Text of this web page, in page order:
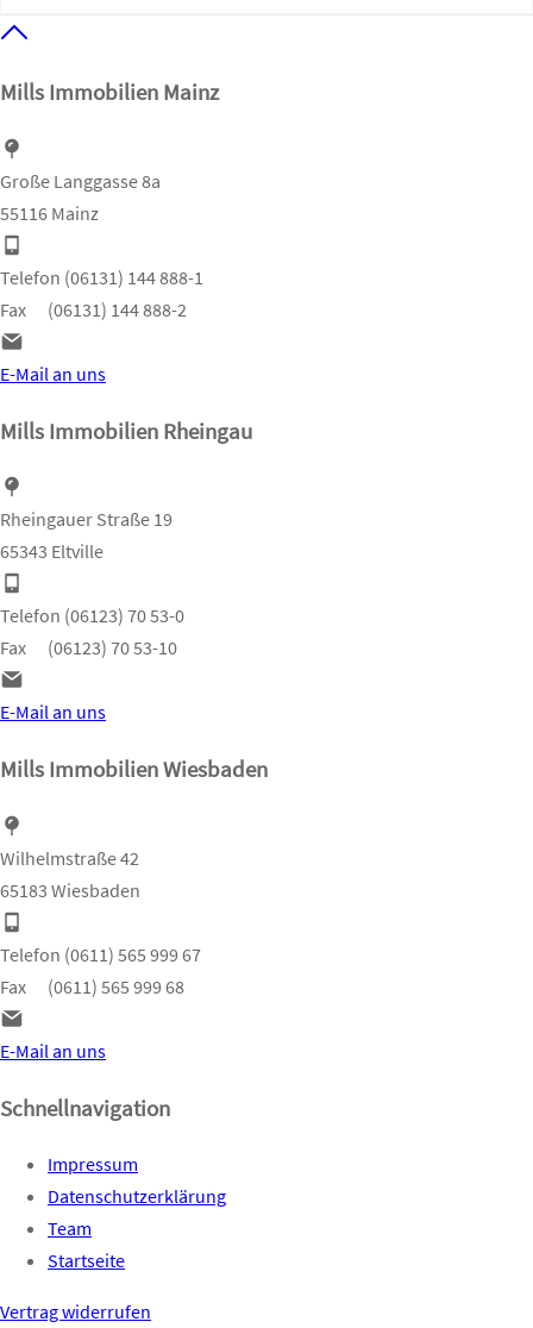
Mills Immobilien Mainz
Große Langgasse 8a
55116 Mainz
Telefon (06131) 144 888-1
Fax (06131) 144 888-2
E-Mail an uns
Mills Immobilien Rheingau
Rheingauer Straße 19
65343 Eltville
Telefon (06123) 70 53-0
Fax (06123) 70 53-10
E-Mail an uns
Mills Immobilien Wiesbaden
Wilhelmstraße 42
65183 Wiesbaden
Telefon (0611) 565 999 67
Fax (0611) 565 999 68
E-Mail an uns
Schnellnavigation
Impressum
Datenschutzerklärung
Team
Startseite
Vertrag widerrufen